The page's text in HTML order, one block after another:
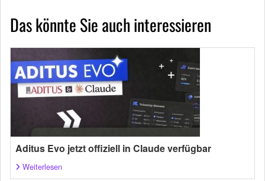
Das könnte Sie auch interessieren
Aditus Evo jetzt offiziell in Claude verfügbar
Weiterlesen